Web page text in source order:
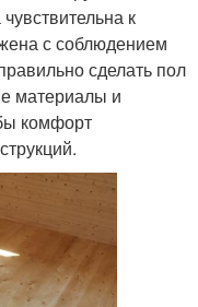
к
с соблюдением
сделать пол
материалы и
комфорт